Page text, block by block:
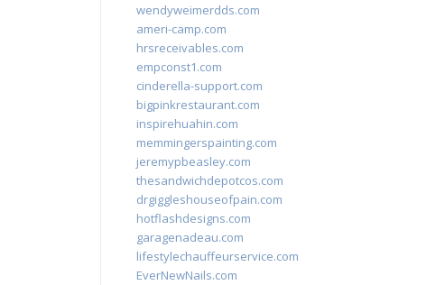
wendyweimerdds.com
ameri-camp.com
hrsreceivables.com
empconst1.com
cinderella-support.com
bigpinkrestaurant.com
inspirehuahin.com
memmingerspainting.com
jeremypbeasley.com
thesandwichdepotcos.com
drgiggleshouseofpain.com
hotflashdesigns.com
garagenadeau.com
lifestylechauffeurservice.com
EverNewNails.com